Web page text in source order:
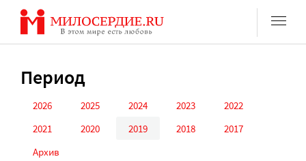
Перейти
содержанию
Период
2026 2025 2024 2023
2022
2021
2020 2019 2018
2017
Архив